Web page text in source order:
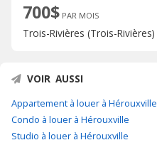
700$ PAR MOIS
Trois-Rivières (Trois-Rivières)
VOIR AUSSI
Appartement à louer à Hérouxville
Condo à louer à Hérouxville
Studio à louer à Hérouxville